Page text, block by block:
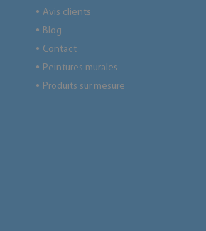
● Avis clients
● Blog
● Contact
● Peintures murales
● Produits sur mesure